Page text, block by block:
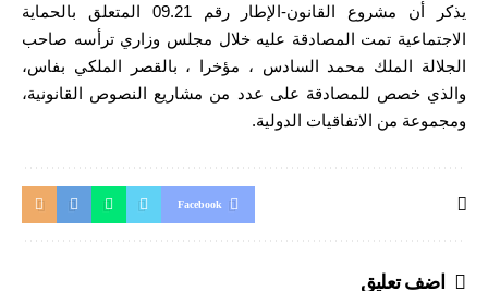
يذكر أن مشروع القانون-الإطار رقم 09.21 المتعلق بالحماية
الاجتماعية تمت المصادقة عليه خلال مجلس وزاري ترأسه صاحب
الجلالة الملك محمد السادس ، مؤخرا ، بالقصر الملكي بفاس،
والذي خصص للمصادقة على عدد من مشاريع النصوص القانونية،
ومجموعة من الاتفاقيات الدولية.
Facebook
اضف تعليق